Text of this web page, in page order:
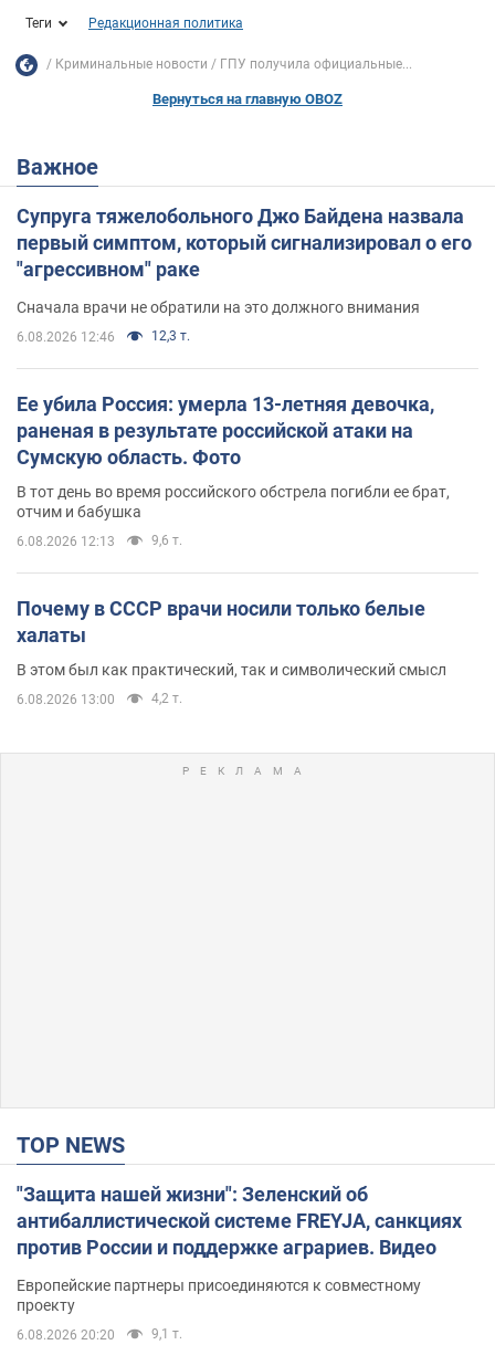
Теги Редакционная политика
Криминальные новости ГПУ получила официальные...
Вернуться на главную OBOZ
Важное
Супруга тяжелобольного Джо Байдена назвала
первый симптом, который сигнализировал о его
"агрессивном" раке
Сначала врачи не обратили на это должного внимания
6.08.2026 12:46 12,3 т.
Ее убила Россия: умерла 13-летняя девочка,
раненая в результате российской атаки на
Сумскую область. Фото
В тот день во время российского обстрела погибли ее брат,
отчим и бабушка
6.08.2026 12:13 9,6 т.
Почему в СССР врачи носили только белые
халаты
В этом был как практический, так и символический смысл
6.08.2026 13:00 4,2 т.
TOP NEWS
"Защита нашей жизни": Зеленский об
антибаллистической системе FREYJA, санкциях
против России и поддержке аграриев. Видео
Европейские партнеры присоединяются к совместному
проекту
6.08.2026 20:20 9,1 т.